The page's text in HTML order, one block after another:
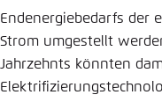
Endenergiebedarfs der
Strom umgestellt
Jahrzehnts könnten